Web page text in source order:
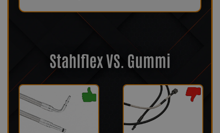
Stahlflex VS. Gummi